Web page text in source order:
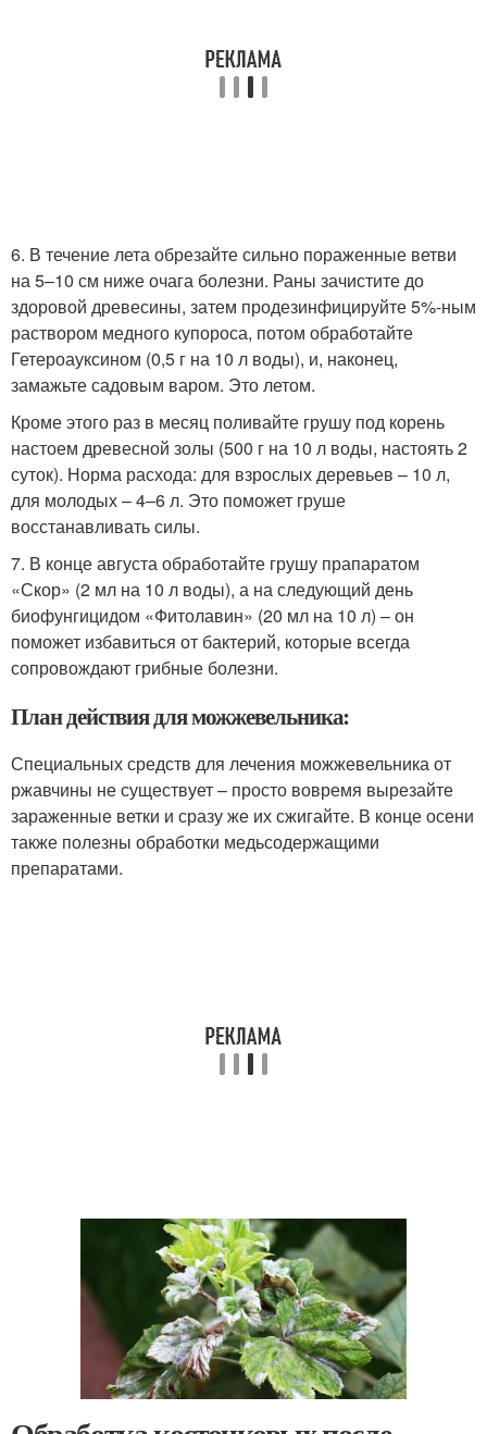
6. В течение лета обрезайте сильно пораженные ветви
на 5–10 см ниже очага болезни. Раны зачистите до
здоровой древесины, затем продезинфицируйте 5%-ным
раствором медного купороса, потом обработайте
Гетероауксином (0,5 г на 10 л воды), и, наконец,
замажьте садовым варом. Это летом.
Кроме этого раз в месяц поливайте грушу под корень
настоем древесной золы (500 г на 10 л воды, настоять 2
суток). Норма расхода: для взрослых деревьев – 10 л,
для молодых – 4–6 л. Это поможет груше
восстанавливать силы.
7. В конце августа обработайте грушу прапаратом
«Скор» (2 мл на 10 л воды), а на следующий день
биофунгицидом «Фитолавин» (20 мл на 10 л) – он
поможет избавиться от бактерий, которые всегда
сопровождают грибные болезни.
План действия для можжевельника:
Специальных средств для лечения можжевельника от
ржавчины не существует – просто вовремя вырезайте
зараженные ветки и сразу же их сжигайте. В конце осени
также полезны обработки медьсодержащими
препаратами.